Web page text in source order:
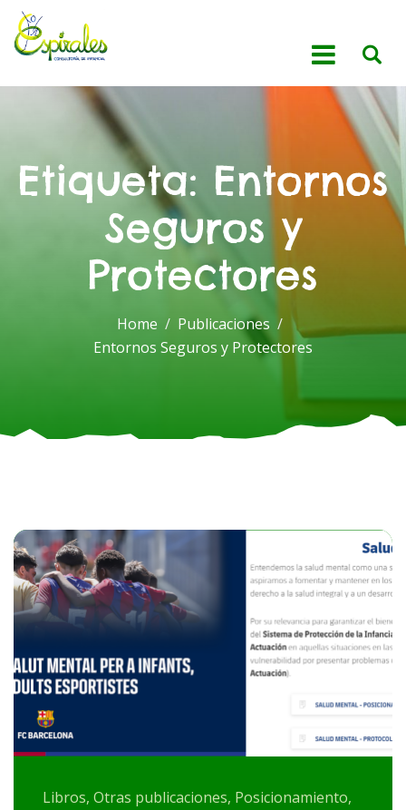
Etiqueta: Entornos
Seguros y
Protectores
Home
Publicaciones
Entornos Seguros y Protectores
Libros, Otras publicaciones, Posicionamiento,